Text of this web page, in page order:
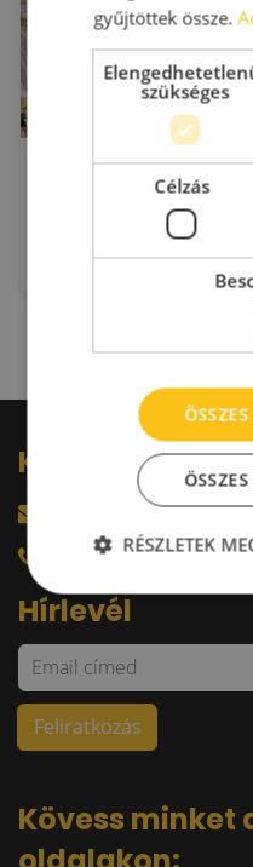
Zöldmező utca
Kiadó raktár : 3.200 -
Bérleti díj: 4.9 - 5 €/m2
Kérdésed van?
+36 30 644 76 55
Hírlevél
Kövess minket
gyűjtöttek össze.
szükséges
Célzás
RÉSZLETEK